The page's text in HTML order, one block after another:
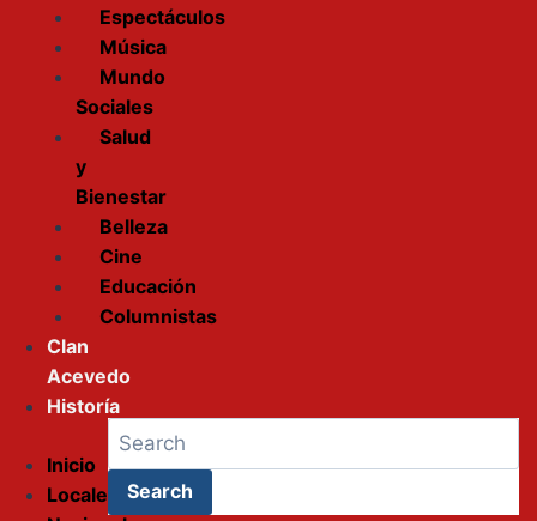
Espectáculos
Música
Mundo
Sociales
Salud
y
Bienestar
Belleza
Cine
Educación
Columnistas
Clan
Acevedo
Historía
Inicio
Locales
Search